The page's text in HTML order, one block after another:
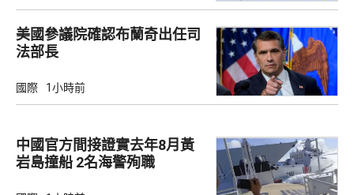
美國參議院確認布蘭奇出任司
法部長
國際 1小時前
中國官方間接證實去年8月黃
岩島撞船 2名海警殉職